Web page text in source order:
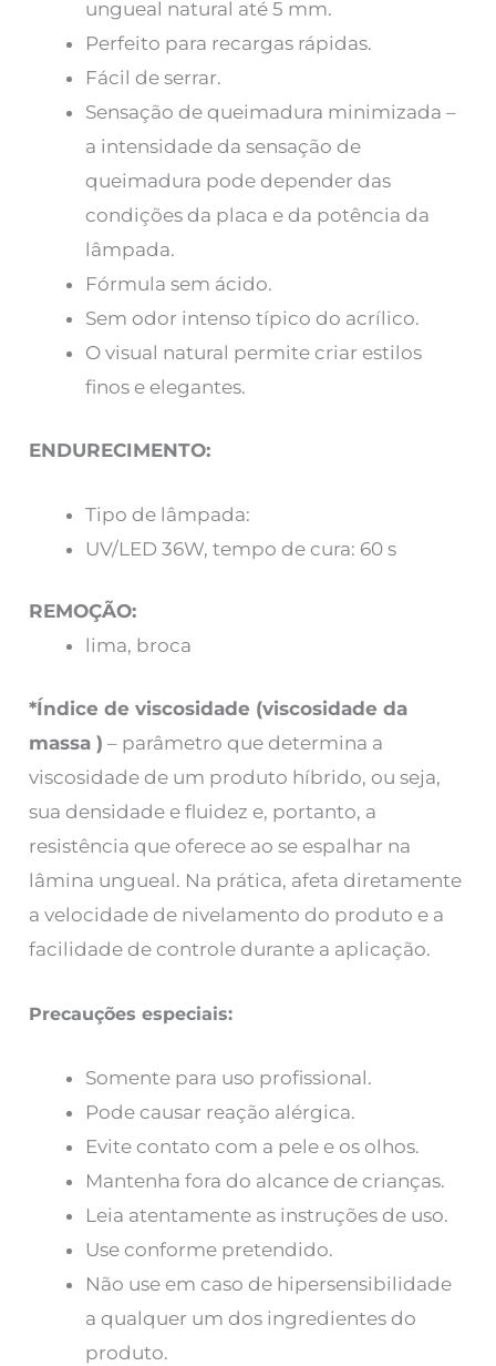
ungueal natural até 5 mm.
Perfeito para recargas rápidas.
Fácil de serrar.
Sensação de queimadura minimizada –
a intensidade da sensação de
queimadura pode depender das
condições da placa e da potência da
lâmpada.
Fórmula sem ácido.
Sem odor intenso típico do acrílico.
O visual natural permite criar estilos
finos e elegantes.
ENDURECIMENTO:
Tipo de lâmpada:
UV/LED 36W, tempo de cura: 60 s
REMOÇÃO:
lima, broca
*Índice de viscosidade (viscosidade da
massa ) – parâmetro que determina a
viscosidade de um produto híbrido, ou seja,
sua densidade e fluidez e, portanto, a
resistência que oferece ao se espalhar na
lâmina ungueal. Na prática, afeta diretamente
a velocidade de nivelamento do produto e a
facilidade de controle durante a aplicação.
Precauções especiais:
Somente para uso profissional.
Pode causar reação alérgica.
Evite contato com a pele e os olhos.
Mantenha fora do alcance de crianças.
Leia atentamente as instruções de uso.
Use conforme pretendido.
Não use em caso de hipersensibilidade
a qualquer um dos ingredientes do
produto.